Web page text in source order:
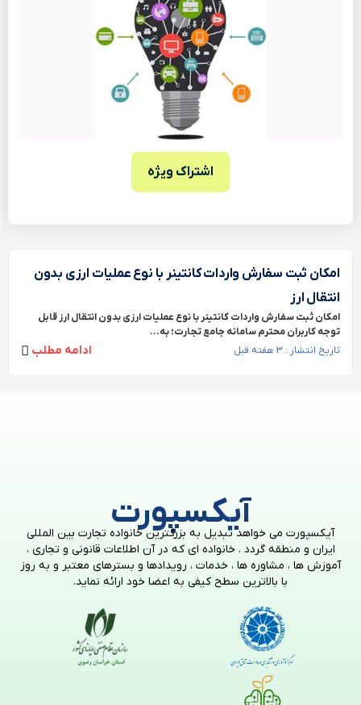
اشتراک ویژه
امکان ثبت سفارش واردات کانتینر با نوع عملیات ارزی بدون
انتقال ارز
امکان ثبت سفارش واردات کانتینر با نوع عملیات ارزی بدون انتقال ارز قابل
توجه کاربران محترم سامانه جامع تجارت؛ به...
ادامه مطلب تاریخ انتشار : 3 هفته قبل
آیکسپورت
آیکسپورت می خواهد تبدیل به بزرگترین خانواده تجارت بین المللی
ایران و منطقه گردد . خانواده ای که در آن اطلاعات قانونی و تجاری ،
آموزش ها ، مشاوره ها ، خدمات ، رویدادها و بسترهای معتبر و به روز
با بالاترین سطح کیفی به اعضا خود ارائه نماید.